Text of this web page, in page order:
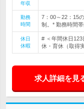
年収
勤務
時間
7：00～22：15
制。* 勤務時間
休日
休暇
# ＜年間休日
休・育休（取得
求人詳細を見